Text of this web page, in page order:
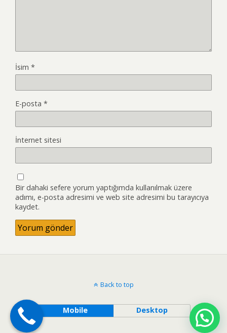
İsim *
E-posta *
İnternet sitesi
Bir dahaki sefere yorum yaptığımda kullanılmak üzere
adımı, e-posta adresimi ve web site adresimi bu tarayıcıya
kaydet.
Back to top
Mobile Desktop